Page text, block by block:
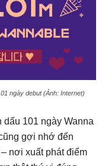
ngày debut (Ảnh: Internet)
101 ngày Wanna
gợi nhớ đến
– nơi xuất phát điểm